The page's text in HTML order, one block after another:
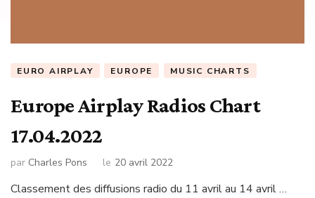
EURO AIRPLAY EUROPE MUSIC CHARTS
Europe Airplay Radios Chart
17.04.2022
par Charles Pons le 20 avril 2022
Classement des diffusions radio du 11 avril au 14 avril …